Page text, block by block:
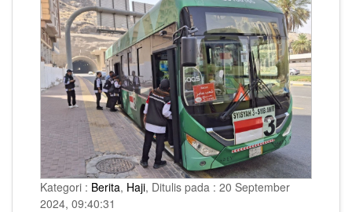
Kategori : Berita, Haji, Ditulis pada : 20 September
2024, 09:40:31